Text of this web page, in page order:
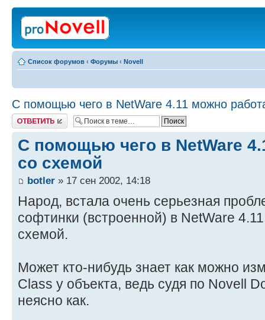
Список форумов ‹ Форумы ‹ Novell
С помощью чего в NetWare 4.11 можно
Ответить
С помощью чего в NetWare
со схемой
botler » 17 сен 2002, 14:18
Народ, встала очень серьезная
софтинки (встроенной) в NetWare
схемой.
Может кто-нибудь знает как можно
Class у объекта, ведь судя по Novell
неясно как.